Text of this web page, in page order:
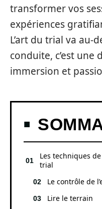
transformer vos
expériences
L’art du trial va au-
conduite, c’est
immersion et
Les techniques
trial
Le contrôle de
Lire le terrain